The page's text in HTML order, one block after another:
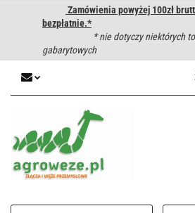
Zamówienia powyżej 100zł
bezpłatnie.*
* nie dotyczy niektórych
gabarytowych